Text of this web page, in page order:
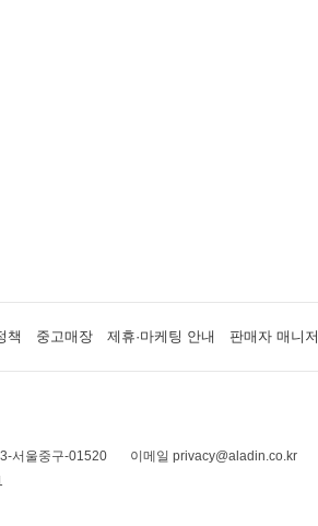
책 중고매장 제휴·마케팅 안내 판매자 매니저
서울중구-01520
이메일 privacy@aladin.co.kr